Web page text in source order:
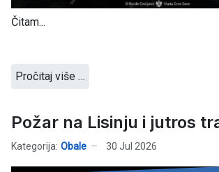
Čitam...
Pročitaj više …
Požar na Lisinju i jutros
Kategorija: Obale 30 Jul 2026